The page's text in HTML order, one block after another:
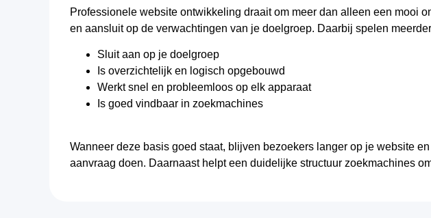
Professionele website ontwikkeling draait om meer dan alleen een mooi
en aansluit op de verwachtingen van je doelgroep. Daarbij spelen
Sluit aan op je doelgroep
Is overzichtelijk en logisch opgebouwd
Werkt snel en probleemloos op elk apparaat
Is goed vindbaar in zoekmachines
Wanneer deze basis goed staat, blijven bezoekers langer op je website
aanvraag doen. Daarnaast helpt een duidelijke structuur zoekmachines